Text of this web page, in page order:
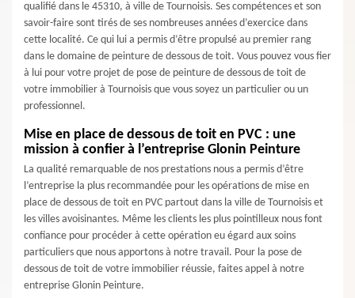
qualifié dans le 45310, à ville de Tournoisis. Ses compétences et son
savoir-faire sont tirés de ses nombreuses années d’exercice dans
cette localité. Ce qui lui a permis d’être propulsé au premier rang
dans le domaine de peinture de dessous de toit. Vous pouvez vous fier
à lui pour votre projet de pose de peinture de dessous de toit de
votre immobilier à Tournoisis que vous soyez un particulier ou un
professionnel.
Mise en place de dessous de toit en PVC : une
mission à confier à l’entreprise Glonin Peinture
La qualité remarquable de nos prestations nous a permis d’être
l’entreprise la plus recommandée pour les opérations de mise en
place de dessous de toit en PVC partout dans la ville de Tournoisis et
les villes avoisinantes. Même les clients les plus pointilleux nous font
confiance pour procéder à cette opération eu égard aux soins
particuliers que nous apportons à notre travail. Pour la pose de
dessous de toit de votre immobilier réussie, faites appel à notre
entreprise Glonin Peinture.